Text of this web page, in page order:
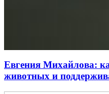
Евгения Михайлова:
животных и